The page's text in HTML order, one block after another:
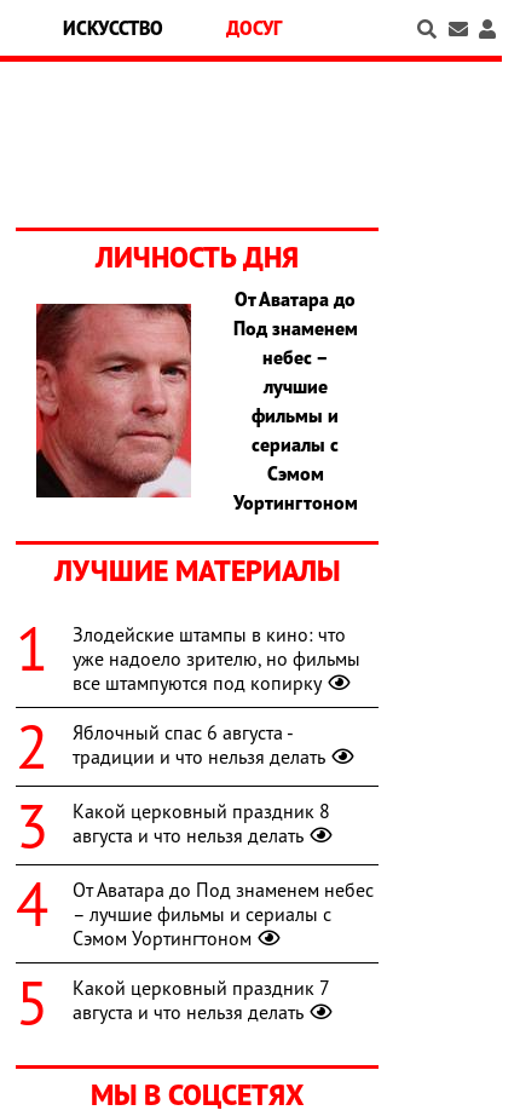
ИСКУССТВО ДОСУГ
ЛИЧНОСТЬ ДНЯ
От Аватара до
Под знаменем
небес –
лучшие
фильмы и
сериалы с
Сэмом
Уортингтоном
ЛУЧШИЕ МАТЕРИАЛЫ
Злодейские штампы в кино: что
уже надоело зрителю, но фильмы
все штампуются под копирку
Яблочный спас 6 августа -
традиции и что нельзя делать
Какой церковный праздник 8
августа и что нельзя делать
От Аватара до Под знаменем небес
– лучшие фильмы и сериалы с
Сэмом Уортингтоном
Какой церковный праздник 7
августа и что нельзя делать
МЫ В СОЦСЕТЯХ